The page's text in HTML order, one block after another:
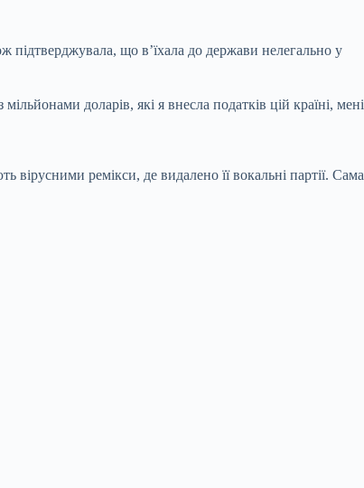
що в’їхала до держави нелегально у
доларів, які я внесла податків цій країні, мені
вірусними ремікси, де видалено її вокальні партії. Сама